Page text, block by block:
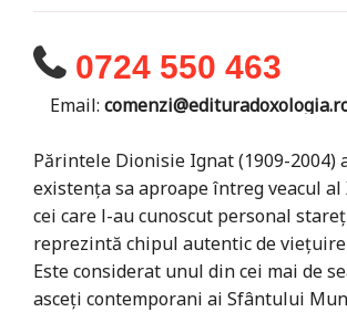
0724 550 463
Email:
Părintele Dionisie Ignat (1909-2004)
existența sa aproape întreg veacul al
cei care l-au cunoscut personal
reprezintă chipul autentic de
Este considerat unul din cei mai de
asceți contemporani ai Sfântului